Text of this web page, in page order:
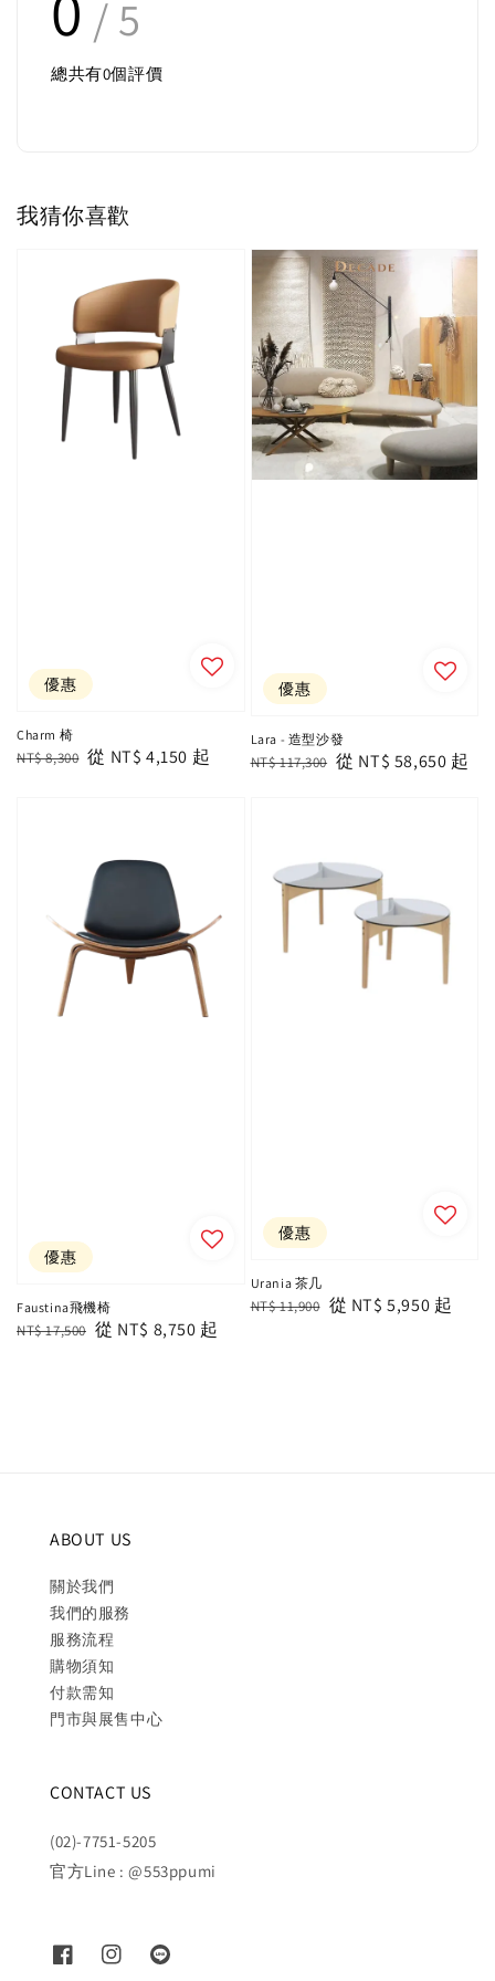
/ 5
總共有0個評價
我猜你喜歡
優惠
Charm 椅
Regular
NT$ 8,300 Sale
從 NT$ 4,150 起
優惠
Lara - 造型沙發
Regular
NT$ 117,300 Sale
從 NT$ 58,650 起
優惠
Faustina飛機椅
Regular
NT$ 17,500 Sale
從 NT$ 8,750 起
優惠
Urania 茶几
Regular
NT$ 11,900 Sale
從 NT$ 5,950 起
ABOUT US
關於我們
我們的服務
服務流程
購物須知
付款需知
門市與展售中心
CONTACT US
(02)-7751-5205
官方Line : @553ppumi